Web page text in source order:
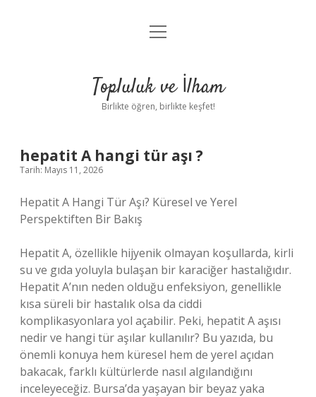
Anasayfa
Yasal Uyarı
menüyü
Topluluk ve İlham
Birlikte öğren, birlikte keşfet!
hepatit A hangi tür aşı ?
Tarih: Mayıs 11, 2026
Hepatit A Hangi Tür Aşı? Küresel ve Yerel
Perspektiften Bir Bakış
Hepatit A, özellikle hijyenik olmayan koşullarda, kirli
su ve gıda yoluyla bulaşan bir karaciğer hastalığıdır.
Hepatit A’nın neden olduğu enfeksiyon, genellikle
kısa süreli bir hastalık olsa da ciddi
komplikasyonlara yol açabilir. Peki, hepatit A aşısı
nedir ve hangi tür aşılar kullanılır? Bu yazıda, bu
önemli konuya hem küresel hem de yerel açıdan
bakacak, farklı kültürlerde nasıl algılandığını
inceleyeceğiz. Bursa’da yaşayan bir beyaz yaka